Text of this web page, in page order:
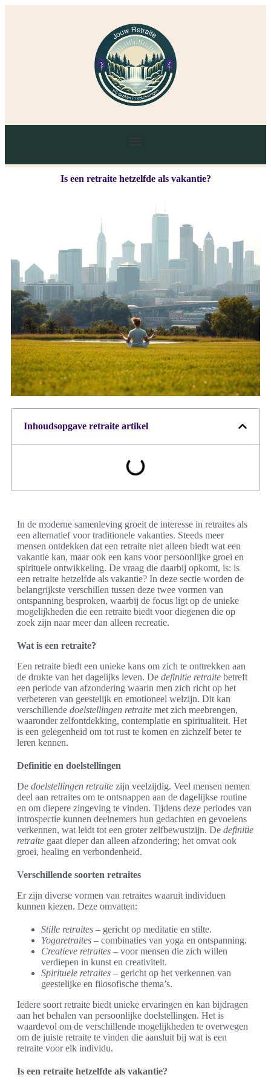
Is een retraite hetzelfde als vakantie?
Inhoudsopgave retraite artikel
In de moderne samenleving groeit de interesse in retraites als
een alternatief voor traditionele vakanties. Steeds meer
mensen ontdekken dat een retraite niet alleen biedt wat een
vakantie kan, maar ook een kans voor persoonlijke groei en
spirituele ontwikkeling. De vraag die daarbij opkomt, is: is
een retraite hetzelfde als vakantie? In deze sectie worden de
belangrijkste verschillen tussen deze twee vormen van
ontspanning besproken, waarbij de focus ligt op de unieke
mogelijkheden die een retraite biedt voor diegenen die op
zoek zijn naar meer dan alleen recreatie.
Wat is een retraite?
Een retraite biedt een unieke kans om zich te onttrekken aan
de drukte van het dagelijks leven. De definitie retraite betreft
een periode van afzondering waarin men zich richt op het
verbeteren van geestelijk en emotioneel welzijn. Dit kan
verschillende doelstellingen retraite met zich meebrengen,
waaronder zelfontdekking, contemplatie en spiritualiteit. Het
is een gelegenheid om tot rust te komen en zichzelf beter te
leren kennen.
Definitie en doelstellingen
De doelstellingen retraite zijn veelzijdig. Veel mensen nemen
deel aan retraites om te ontsnappen aan de dagelijkse routine
en om diepere zingeving te vinden. Tijdens deze periodes van
introspectie kunnen deelnemers hun gedachten en gevoelens
verkennen, wat leidt tot een groter zelfbewustzijn. De definitie
retraite gaat dieper dan alleen afzondering; het omvat ook
groei, healing en verbondenheid.
Verschillende soorten retraites
Er zijn diverse vormen van retraites waaruit individuen
kunnen kiezen. Deze omvatten:
Stille retraites – gericht op meditatie en stilte.
Yogaretraites – combinaties van yoga en ontspanning.
Creatieve retraites – voor mensen die zich willen
verdiepen in kunst en creativiteit.
Spirituele retraites – gericht op het verkennen van
geestelijke en filosofische thema’s.
Iedere soort retraite biedt unieke ervaringen en kan bijdragen
aan het behalen van persoonlijke doelstellingen. Het is
waardevol om de verschillende mogelijkheden te overwegen
om de juiste retraite te vinden die aansluit bij wat is een
retraite voor elk individu.
Is een retraite hetzelfde als vakantie?